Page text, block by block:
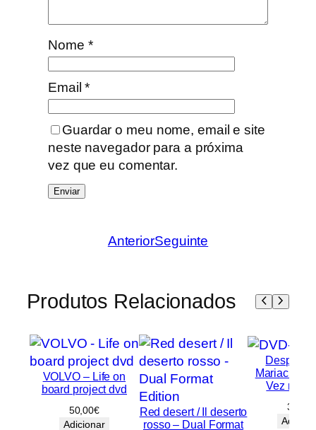
Nome *
Email*
Guardar o meu nome, email e site
neste navegador para a próxima
vez que eu comentar.
AnteriorSeguinte
Produtos Relacionados
VOLVO – Life on
board project dvd
50,00€
Adicionar
Red desert / Il deserto
rosso – Dual Format
Mariachi /
Vez no
30,00